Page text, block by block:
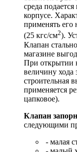
среда
корпусе.
применять его
(25 кгс/см2).
Клапан
магазине
При открытии
величину хода
строительная
применяется
цапковое).
Клапан
следующими
- малая